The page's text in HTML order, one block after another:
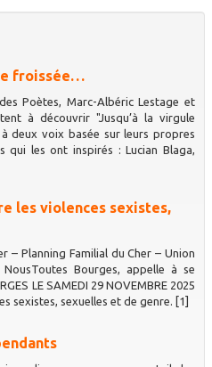
froissée…
Poètes, Marc-Albéric Lestage et
à découvrir "Jusqu’à la virgule
deux voix basée sur leurs propres
qui les ont inspirés : Lucian Blaga,
les violences sexistes,
– Planning Familial du Cher – Union
Bourges, appelle à se
LE SAMEDI 29 NOVEMBRE 2025
sexistes, sexuelles et de genre. [1]